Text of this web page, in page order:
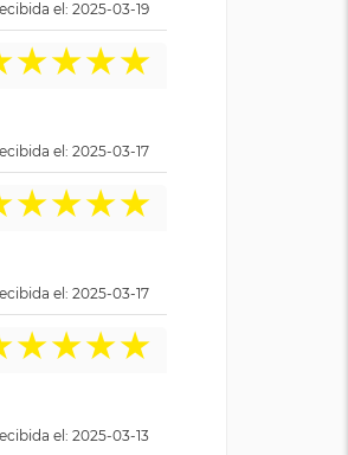
el: 2025-03-19
★★★★
el: 2025-03-17
★★★★
el: 2025-03-17
★★★★
el: 2025-03-13